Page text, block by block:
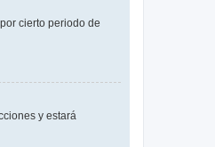
cierto periodo de
y estará